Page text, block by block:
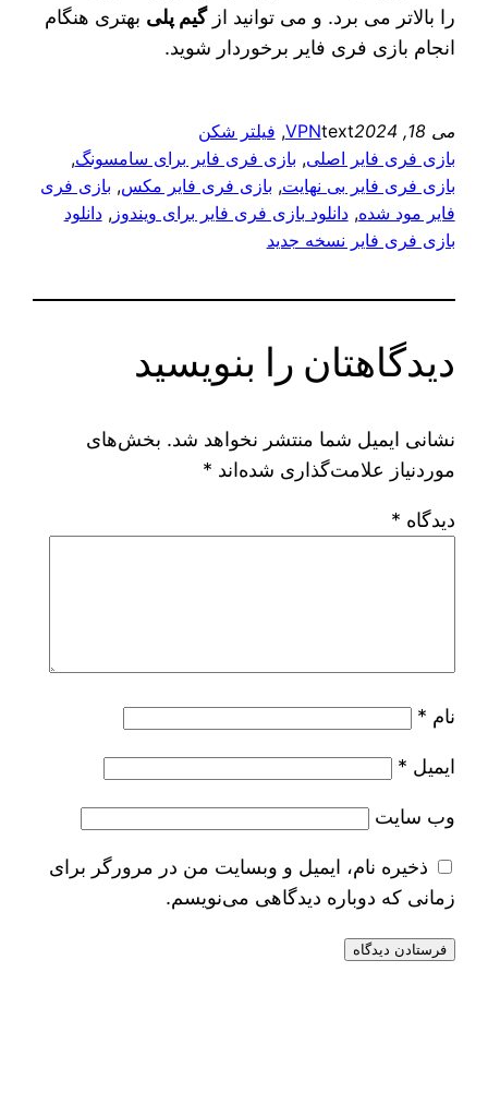
را بالاتر می برد. و می‌ توانید ازگیم پلی بهتری هنگام
انجام بازی فری فایر برخوردار شوید.
می 18, 2024 text
VPN
, فیلتر شکن
بازی فری فایر اصلی, بازی فری فایر برای سامسونگ,
بازی فری فایر بی نهایت, بازی فری فایر مکس, بازی فری
فایر مود شده, دانلود بازی فری فایر برای ویندوز, دانلود
بازی فری فایر نسخه جدید
دیدگاهتان را بنویسید
نشانی ایمیل شما منتشر نخواهد شد. بخش‌های
موردنیاز علامت‌گذاری شده‌اند *
دیدگاه *
نام *
ایمیل *
وب‌ سایت
ذخیره نام، ایمیل و وبسایت من در مرورگر برای
زمانی که دوباره دیدگاهی می‌نویسم.